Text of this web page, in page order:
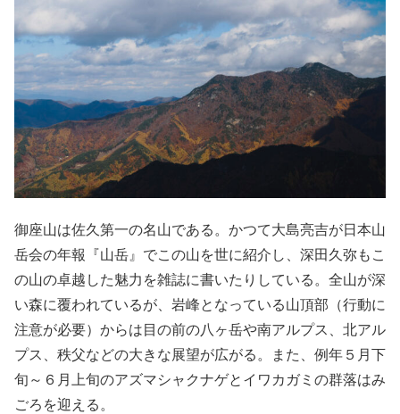
御座山は佐久第一の名山である。かつて大島亮吉が日本山
岳会の年報『山岳』でこの山を世に紹介し、深田久弥もこ
の山の卓越した魅力を雑誌に書いたりしている。全山が深
い森に覆われているが、岩峰となっている山頂部（行動に
注意が必要）からは目の前の八ヶ岳や南アルプス、北アル
プス、秩父などの大きな展望が広がる。また、例年５月下
旬～６月上旬のアズマシャクナゲとイワカガミの群落はみ
ごろを迎える。